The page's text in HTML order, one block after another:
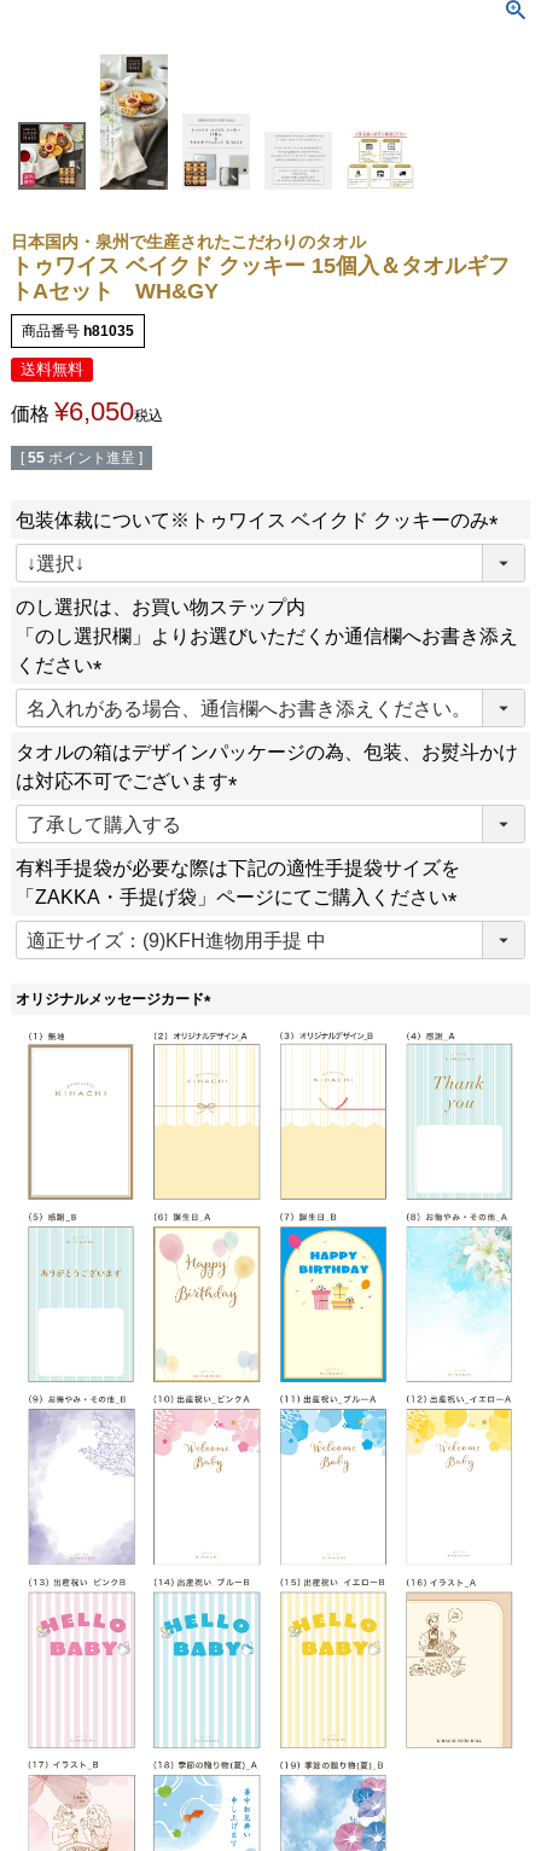
日本国内・泉州で生産されたこだわりのタオル
トゥワイス ベイクド クッキー 15個入＆タオルギフ
トAセット WH&GY
商品番号 h81035
送料無料
価格 ¥6,050税込
[ 55 ポイント進呈 ]
包装体裁について※トゥワイス ベイクド クッキーのみ
必
)
のし選択は、お買い物ステップ内
「のし選択欄」よりお選びいただくか通信欄へお書き添え
ください
(
必
須
)
タオルの箱はデザインパッケージの為、包装、お熨斗かけ
は対応不可でございます
必
須
)
有料手提袋が必要な際は下記の適性手提袋サイズを
「ZAKKA・手提げ袋」ページにてご購入ください
必
オリジナルメッセージカード
必